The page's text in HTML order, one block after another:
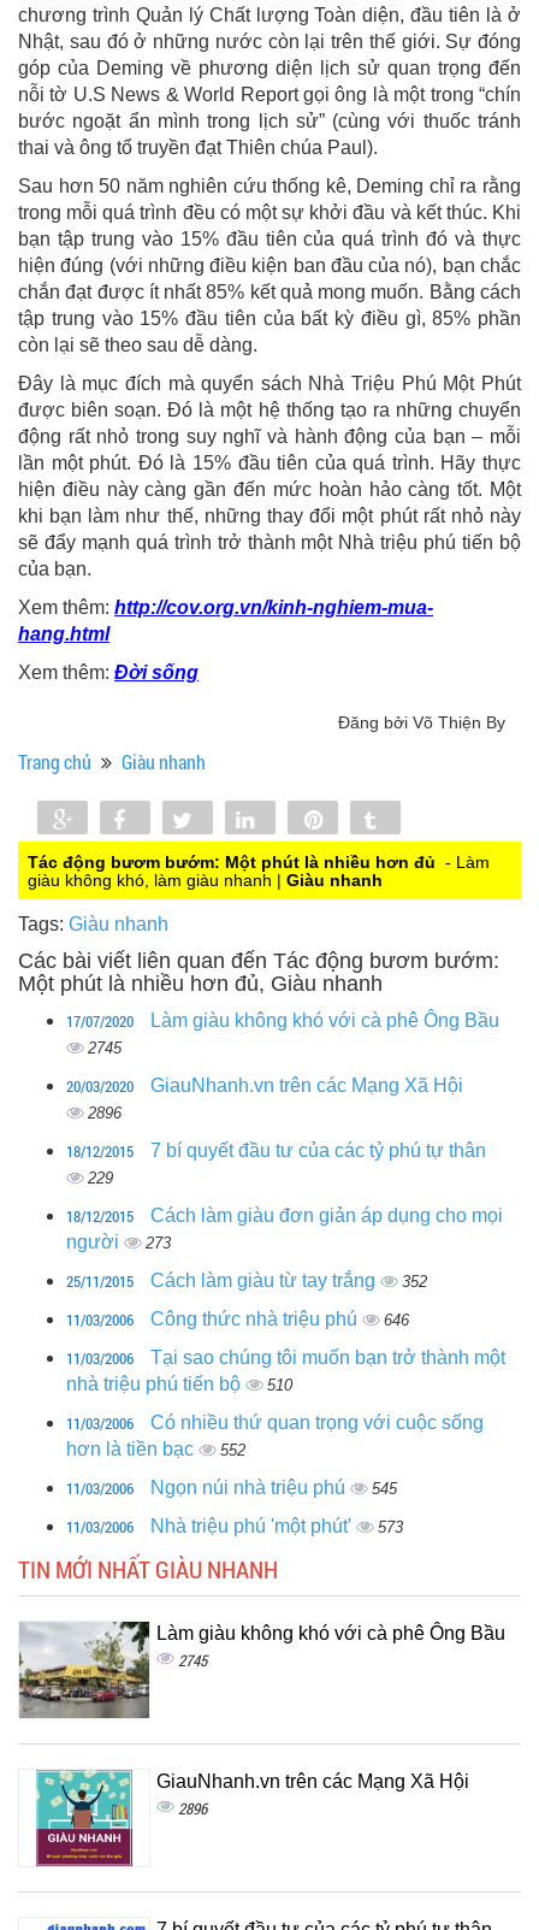
chương trình Quản lý Chất lượng Toàn diện, đầu tiên là ở
Nhật, sau đó ở những nước còn lại trên thế giới. Sự đóng
góp của Deming về phương diện lịch sử quan trọng đến
nỗi tờ U.S News & World Report gọi ông là một trong “chín
bước ngoặt ẩn mình trong lịch sử” (cùng với thuốc tránh
thai và ông tổ truyền đạt Thiên chúa Paul).
Sau hơn 50 năm nghiên cứu thống kê, Deming chỉ ra rằng
trong mỗi quá trình đều có một sự khởi đầu và kết thúc. Khi
bạn tập trung vào 15% đầu tiên của quá trình đó và thực
hiện đúng (với những điều kiện ban đầu của nó), bạn chắc
chắn đạt được ít nhất 85% kết quả mong muốn. Bằng cách
tập trung vào 15% đầu tiên của bất kỳ điều gì, 85% phần
còn lại sẽ theo sau dễ dàng.
Đây là mục đích mà quyển sách Nhà Triệu Phú Một Phút
được biên soạn. Đó là một hệ thống tạo ra những chuyển
động rất nhỏ trong suy nghĩ và hành động của bạn – mỗi
lần một phút. Đó là 15% đầu tiên của quá trình. Hãy thực
hiện điều này càng gần đến mức hoàn hảo càng tốt. Một
khi bạn làm như thế, những thay đổi một phút rất nhỏ này
sẽ đẩy mạnh quá trình trở thành một Nhà triệu phú tiến bộ
của bạn.
Xem thêm: http://cov.org.vn/kinh-nghiem-mua-
hang.html
Xem thêm: Đời sống
Đăng bởi Võ Thiện By
Trang chủ Giàu nhanh
Share Share Tweet Share
0
Tác động bươm bướm: Một phút là nhiều hơn đủ - Làm
giàu không khó, làm giàu nhanh | Giàu nhanh
Tags: Giàu nhanh
Các bài viết liên quan đến Tác động bươm bướm:
Một phút là nhiều hơn đủ, Giàu nhanh
17/07/2020 Làm giàu không khó với cà phê Ông Bầu
2745
20/03/2020 GiauNhanh.vn trên các Mạng Xã Hội
2896
18/12/2015 7 bí quyết đầu tư của các tỷ phú tự thân
229
18/12/2015
Cách làm giàu đơn giản áp dụng cho mọi
người
273
25/11/2015 Cách làm giàu từ tay trắng 352
11/03/2006 Công thức nhà triệu phú 646
11/03/2006
Tại sao chúng tôi muốn bạn trở thành một
nhà triệu phú tiến bộ
510
11/03/2006
Có nhiều thứ quan trọng với cuộc sống
hơn là tiền bạc
552
11/03/2006 Ngọn núi nhà triệu phú 545
11/03/2006 Nhà triệu phú 'một phút' 573
TIN MỚI NHẤT GIÀU NHANH
Làm giàu không khó với cà phê Ông Bầu
2745
GiauNhanh.vn trên các Mạng Xã Hội
2896